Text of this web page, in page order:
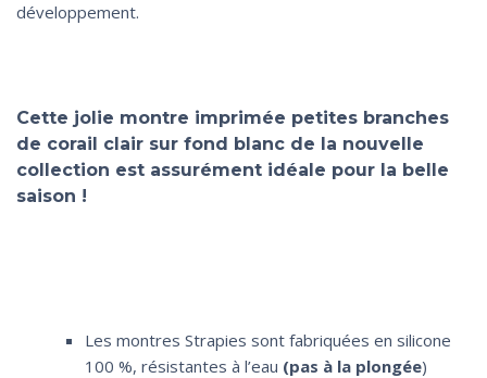
développement.
Cette jolie montre imprimée petites branches
de corail clair sur fond blanc de la nouvelle
collection est assurément idéale pour la belle
saison !
Les montres Strapies sont fabriquées en silicone
100 %, résistantes à l’eau (pas à la plongée)